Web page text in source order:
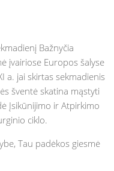
2014 m.
(2008 05 18–06 01)
Bažnyčia
įvairiose Europos šalyse
a. jai skirtas sekmadienis
šventė skatina mąstyti
Įsikūnijimo ir Atpirkimo
ciklo.
Tau padėkos giesmė